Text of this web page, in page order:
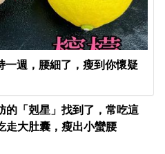
一週，腰細了，瘦到你懷疑
的「剋星」找到了，常吃這
走大肚囊，瘦出小蠻腰